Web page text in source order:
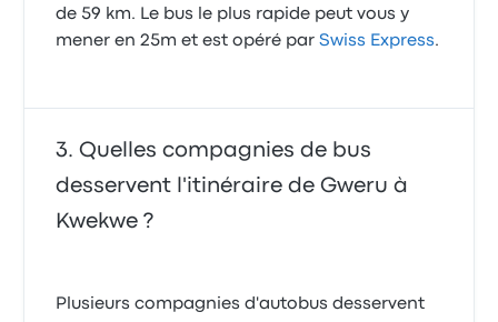
de 59 km. Le bus le plus rapide peut vous y
mener en 25m et est opéré parSwiss Express.
Quelles compagnies de bus
desservent l'itinéraire de Gweru à
Kwekwe ?
Plusieurs compagnies d'autobus desservent